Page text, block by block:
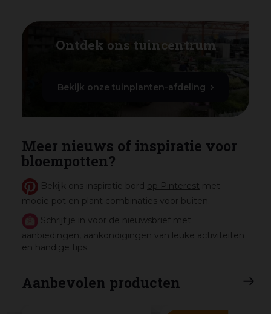
Ontdek ons tuincentrum
Bekijk onze tuinplanten-afdeling
Meer nieuws of inspiratie voor
bloempotten?
Bekijk ons inspiratie bord op Pinterest met
mooie pot en plant combinaties voor buiten.
Schrijf je in voor de nieuwsbrief met
aanbiedingen, aankondigingen van leuke activiteiten
en handige tips.
Aanbevolen producten